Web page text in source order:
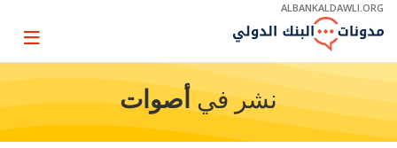
Skip
Main
ALBANKALDAWLI.ORG
Page
نشر في أصوات